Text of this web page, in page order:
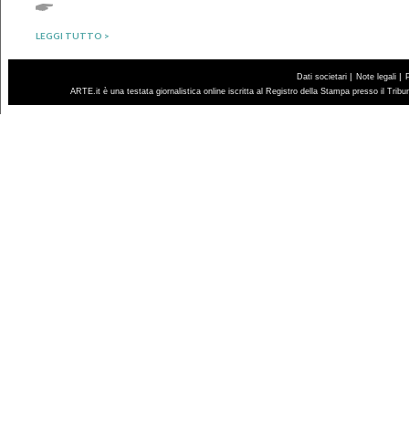
LEGGI TUTTO >
Dati societari | Note legali |
ARTE.it è una testata giornalistica online iscritta al Registro della Stampa presso il